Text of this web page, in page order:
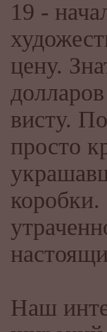
19 -
цену.
висту.
просто
коробки.
Наш